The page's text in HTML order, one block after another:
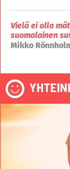
Vielä ei olla
suomalainen
Mikko